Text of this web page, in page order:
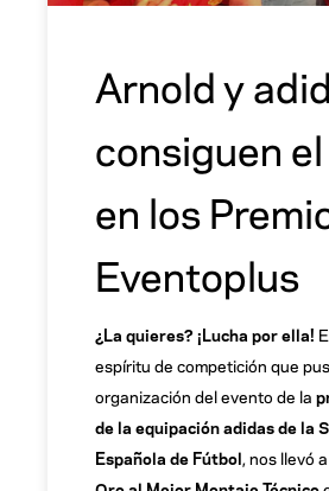
Arnold y
consiguen
en los
Eventoplus
¿La quieres? ¡Lucha por ella!
espíritu de competición que
organización del evento de la
de la equipación adidas de la
Española de Fútbol, nos llevó